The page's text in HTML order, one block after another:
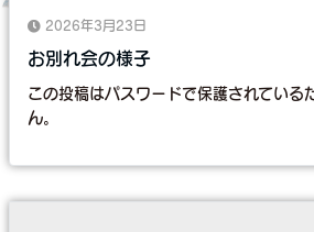
2026年3月23日
お別れ会の様子
この投稿はパスワードで保護されている
ん。